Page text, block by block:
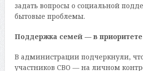
задать вопросы о социальной
бытовые проблемы.
Поддержка семей — в приоритете
В администрации подчеркнули,
участников СВО — на личном